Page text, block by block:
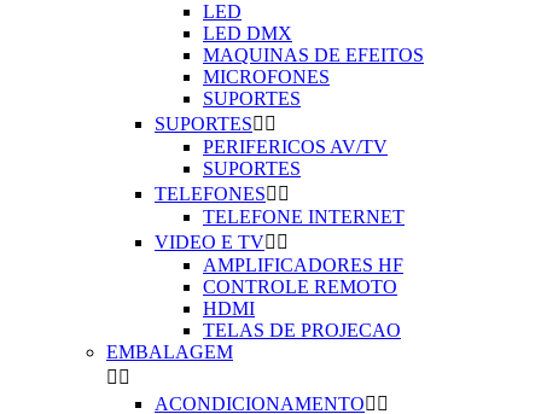
LED
LED DMX
MAQUINAS DE EFEITOS
MICROFONES
SUPORTES
SUPORTES 
PERIFERICOS AV/TV
SUPORTES
TELEFONES 
TELEFONE INTERNET
VIDEO E TV 
AMPLIFICADORES HF
CONTROLE REMOTO
HDMI
TELAS DE PROJECAO
EMBALAGEM
 
ACONDICIONAMENTO 